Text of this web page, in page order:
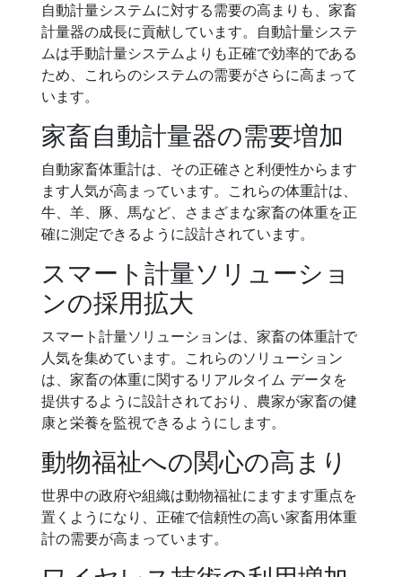
自動計量システムに対する需要の高まりも、家畜
計量器の成長に貢献しています。自動計量システ
ムは手動計量システムよりも正確で効率的である
ため、これらのシステムの需要がさらに高まって
います。
家畜自動計量器の需要増加
自動家畜体重計は、その正確さと利便性からます
ます人気が高まっています。これらの体重計は、
牛、羊、豚、馬など、さまざまな家畜の体重を正
確に測定できるように設計されています。
スマート計量ソリューショ
ンの採用拡大
スマート計量ソリューションは、家畜の体重計で
人気を集めています。これらのソリューション
は、家畜の体重に関するリアルタイム データを
提供するように設計されており、農家が家畜の健
康と栄養を監視できるようにします。
動物福祉への関心の高まり
世界中の政府や組織は動物福祉にますます重点を
置くようになり、正確で信頼性の高い家畜用体重
計の需要が高まっています。